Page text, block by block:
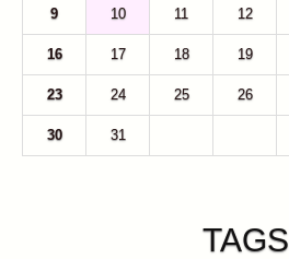
9 10 11 12
16 17 18 19
23 24 25 26
30 31
TAGS